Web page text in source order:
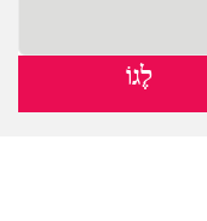
לֶגוֹ